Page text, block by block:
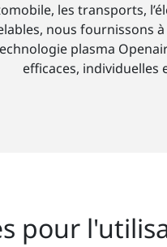
les transports,
nous fournissons
plasma
efficaces, individuelles
pour